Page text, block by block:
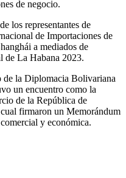
de negocio.
los representantes de
de Importaciones de
a mediados de
de La Habana 2023.
de la Diplomacia Bolivariana
un encuentro como la
de la República de
firmaron un Memorándum
y económica.